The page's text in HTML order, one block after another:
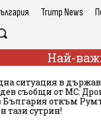
Trump News
Най-
ситуация в
съобщи от МС:
България откъм
тази сутрин!